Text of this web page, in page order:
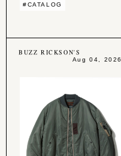
#CATALOG
BUZZ RICKSON'S
Aug 04, 2026